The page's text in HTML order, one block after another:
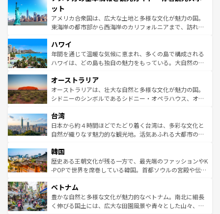
博物館もあり、アルプス観光だけでなく町歩きも満喫する
ことができる。国民の所得が高いため物価も高いが、旅行
者向けの交通パス提供のサービスもあり、うまく活用すれ
着のスイス情報は
ット
アメリカ合衆国は、広大な土地と多様な文化が魅力の国。
東海岸の都市部から西海岸のカリフォルニアまで、訪れる
のような巨大都市は、観光、ショッピング、エンターテイ
ンメントが詰まった刺激的なスポットだ。一方、アメリカ
西部には大自然が広がり、グランドキャニオンやイエロー
部のニューオーリンズでは、音楽と美食が融合した独特の
文化が魅力。旅行者はアメリカの各地域で異なる魅力を楽
しみながら、その多様性と豊かな歴史を感じることができ
ならではの贅沢な旅のスタイルだ。 なお、新着のアメリカ
情報はコンテンツ一覧を参照してほしい。
ハワイ
年間を通じて温暖な気候に恵まれ、多くの島で構成される
ハワイは、どの島も独自の魅力をもっている。大自然の神
ワイ島は見逃せない。また、定番の観光地といえばオアフ
島だが、静かな自然を求めるならマウイ島やカウアイ島が
おすすめ。エメラルドグリーンに輝く海をはじめ、豊かな
れるおもてなしの心で訪れる人々を迎えてくれるハワイの
人々、おいしいローカルフードやハワイアンミュージッ
ク、伝統的なフラダンスなど、すべてがハワイの魅力を彩
ワイを、存分に味わってほしい。 なお、新着のハワイ情報
はコンテンツ一覧を参照してほしい。
オーストラリア
オーストラリアは、壮大な自然と多様な文化が魅力の国。
シドニーのシンボルであるシドニー・オペラハウス、オー
リアリーフや大陸中央部にそびえるウルル（エアーズロッ
ク）、タスマニアの美しい原生林やケアンズの熱帯雨林な
ど、見どころがたくさん。また、カフェやワイン、オージ
いる。アクティビティも充実しており、サーフィンやダイ
ビング、ハイキングなど、アウトドア好きにはたまらな
い。オーストラリアの多彩な魅力を存分に味わいつくそ
参照してほしい。
台湾
日本から約４時間ほどでたどり着く台湾は、多彩な文化と
自然が織りなす魅力的な観光地。活気あふれる大都市の台
ン）、静ひつな山岳地帯である台湾東部など、都市の喧騒
と山間の静けさが共存しており、訪れる人に新しい発見と
驚きをもたらしてくれる。また、奥深い台湾の食文化も魅
容にもいいと評判のスイーツなど、バラエティ豊かな料理
が味わえる。 なお、新着の台湾情報は コンテンツ一覧を参
照してほしい。
韓国
歴史ある王朝文化が残る一方で、最先端のファッションやK
-POPで世界を席巻している韓国。首都ソウルの宮殿や伝統
き、地方に足を延ばせば四季折々の自然美を楽しむことが
できる。そして、キムチや焼肉、絶品のストリートフード
まで、さまざまな韓国料理が待っている。夜には、韓国な
ベトナム
豊かな自然と多様な文化が魅力的なベトナム。南北に細長
く伸びる国土には、広大な田園風景や青々とした山々、世